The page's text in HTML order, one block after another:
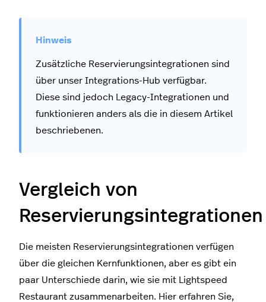
Zusätzliche Reservierungsintegrationen sind
über unser Integrations-Hub verfügbar.
Diese sind jedoch Legacy-Integrationen und
funktionieren anders als die in diesem Artikel
beschriebenen.
Vergleich von
Reservierungsintegrationen
Die meisten Reservierungsintegrationen verfügen
über die gleichen Kernfunktionen, aber es gibt ein
paar Unterschiede darin, wie sie mit Lightspeed
Restaurant zusammenarbeiten. Hier erfahren Sie,